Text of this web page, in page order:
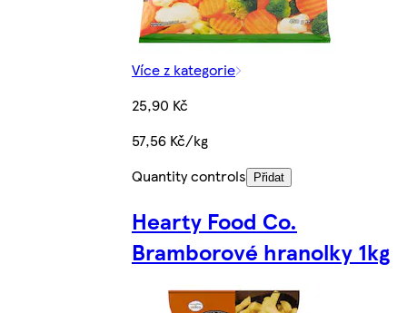
Více z kategorie
25,90 Kč
57,56 Kč/kg
Quantity controls
Přidat
Hearty Food Co.
Bramborové hranolky 1kg